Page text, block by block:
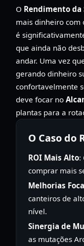
O Rendimento da
mais dinheiro com
é
que ainda não
andar. Uma vez
gerando dinheiro
confortavelmente
deve focar no
plantas para a
O Caso do
ROI Mais Alto:
comprar mais
Melhorias
canteiros de
nível.
Sinergia de
as mutações